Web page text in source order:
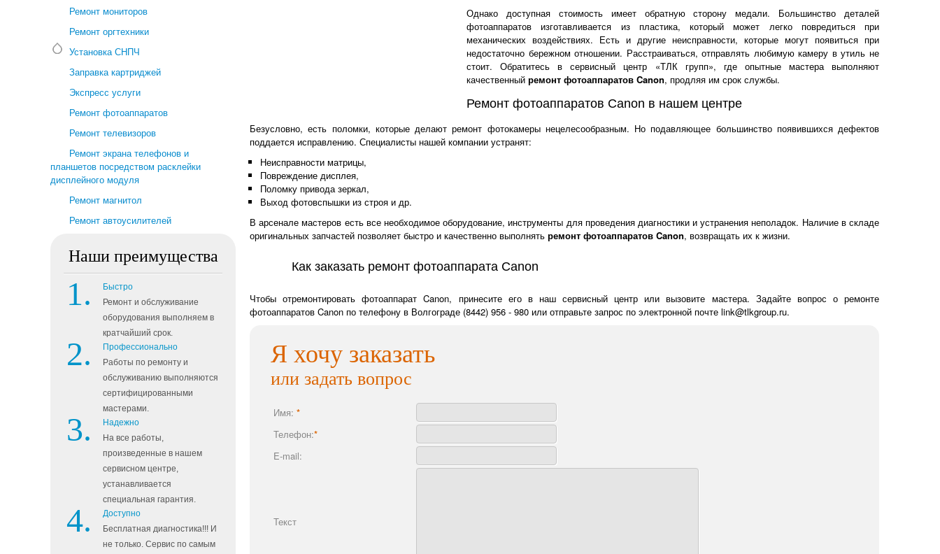
Ремонт мониторов
Ремонт оргтехники
Установка СНПЧ
Заправка картриджей
Экспресс услуги
Ремонт фотоаппаратов
Ремонт телевизоров
Ремонт экрана телефонов и
планшетов посредством расклейки
дисплейного модуля
Ремонт магнитол
Ремонт автоусилителей
Наши преимущества
Быстро
Ремонт и обслуживание
оборудования выполняем в
кратчайший срок.
Профессионально
Работы по ремонту и
обслуживанию выполняются
сертифицированными
мастерами.
Надежно
На все работы,
произведенные в нашем
сервисном центре,
устанавливается
специальная гарантия.
Доступно
Бесплатная диагностика!!! И
не только. Сервис по самым
Однако доступная стоимость имеет обратную сторону медали. Большинство деталей
фотоаппаратов изготавливается из пластика, который может легко повредиться при
механических воздействиях. Есть и другие неисправности, которые могут появиться при
недостаточно бережном отношении. Расстраиваться, отправлять любимую камеру в утиль не
стоит. Обратитесь в сервисный центр «ТЛК групп», где опытные мастера выполняют
качественный ремонт фотоаппаратов Canon, продляя им срок службы.
Ремонт фотоаппаратов Canon в нашем центре
Безусловно, есть поломки, которые делают ремонт фотокамеры нецелесообразным. Но подавляющее большинство появившихся дефектов
поддается исправлению. Специалисты нашей компании устранят:
Неисправности матрицы,
Повреждение дисплея,
Поломку привода зеркал,
Выход фотовспышки из строя и др.
В арсенале мастеров есть все необходимое оборудование, инструменты для проведения диагностики и устранения неполадок. Наличие в складе
оригинальных запчастей позволяет быстро и качественно выполнять ремонт фотоаппаратов Canon, возвращать их к жизни.
Как заказать ремонт фотоаппарата Canon
Чтобы отремонтировать фотоаппарат Canon, принесите его в наш сервисный центр или вызовите мастера. Задайте вопрос о ремонте
фотоаппаратов Canon по телефону в Волгограде (8442) 956 - 980 или отправьте запрос по электронной почте link@tlkgroup.ru.
Я хочу заказать
или задать вопрос
Имя: *
Телефон:*
E-mail:
Текст